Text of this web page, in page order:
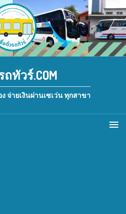
ทัวร์.COM
จ่ายเงินผ่านเซเว่น ทุกสาขา